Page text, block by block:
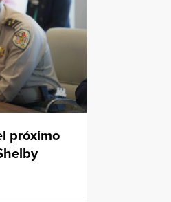
próximo